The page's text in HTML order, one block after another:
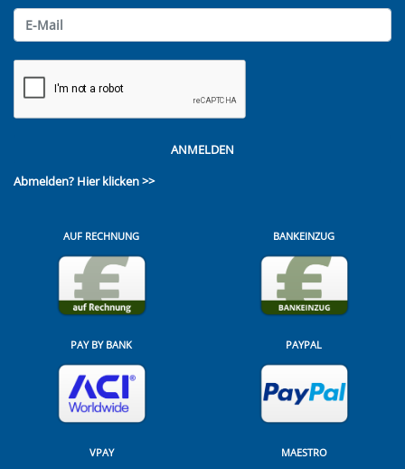
ANMELDEN
Abmelden? Hier klicken >>
AUF RECHNUNG BANKEINZUG
PAY BY BANK PAYPAL
VPAY MAESTRO